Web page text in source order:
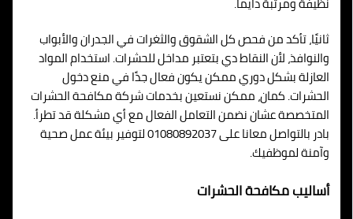
ثانيًا، تأكد من فحص كل الشقوق والثغرات في الجدران والأبواب
والنوافذ، لأن النقاط دي بتعتبر مداخل للحشرات. استخدام المواد
العازلة بشكل دوري ممكن يكون فعال جدًا في منع دخول
الحشرات. كمان، ممكن نستعين بخدمات شركة مكافحة الحشرات
المتخصصة عشان نضمن التعامل الفعال مع أي مشكلة قد تطرأ.
بادر بالتواصل معانا على 01080892037 لتوفير بيئة عمل صحية
وآمنة لموظفيك.
أساليب مكافحة الحشرات